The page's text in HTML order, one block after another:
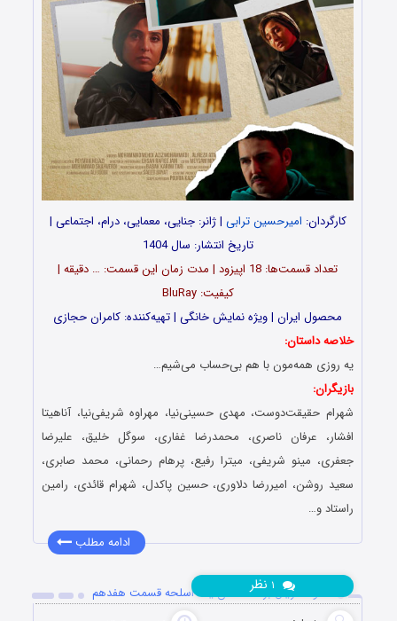
کارگردان: امیرحسین ترابی | ژانر: جنایی، معمایی، درام، اجتماعی |
تاریخ انتشار: سال 1404
تعداد قسمت‌ها: 18 اپیزود | مدت زمان این قسمت: … دقیقه |
کیفیت: BluRay
محصول ایران | ویژه نمایش خانگی | تهیه‌کننده: کامران حجازی
خلاصه داستان:
یه روزی همه‌مون با هم بی‌حساب می‌شیم…
بازیگران:
شهرام حقیقت‌دوست، مهدی حسینی‌نیا، مهراوه شریفی‌نیا، آناهیتا
افشار، عرفان ناصری، محمدرضا غفاری، سوگل خلیق، علیرضا
جعفری، مینو شریفی، میترا رفیع، پرهام رحمانی، محمد صابری،
سعید روشن، امیررضا دلاوری، حسین پاکدل، شهرام قائدی، رامین
راستاد و…
ادامه مطلب
دانلود سریال برتا: داستان یک اسلحه قسمت هفدهم
نظر